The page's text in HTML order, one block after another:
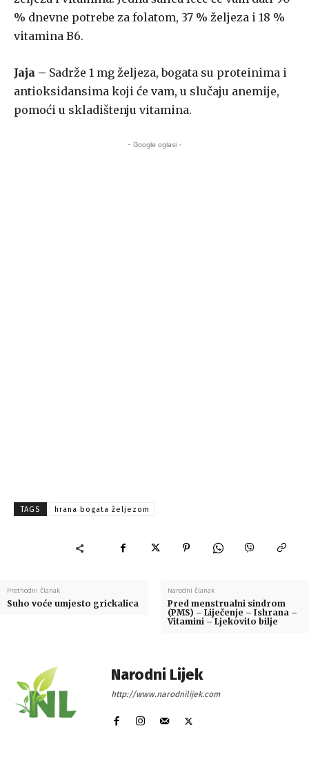
% dnevne potrebe za folatom, 37 % željeza i 18 %
vitamina B6.
Jaja – Sadrže 1 mg željeza, bogata su proteinima i
antioksidansima koji će vam, u slučaju anemije,
pomoći u skladištenju vitamina.
- Google oglasi -
TAGS hrana bogata željezom
Prethodni članak
Suho voće umjesto grickalica
Naredni članak
Pred menstrualni sindrom
(PMS) – Liječenje – Ishrana –
Vitamini – Ljekovito bilje
Narodni Lijek
http://www.narodnilijek.com